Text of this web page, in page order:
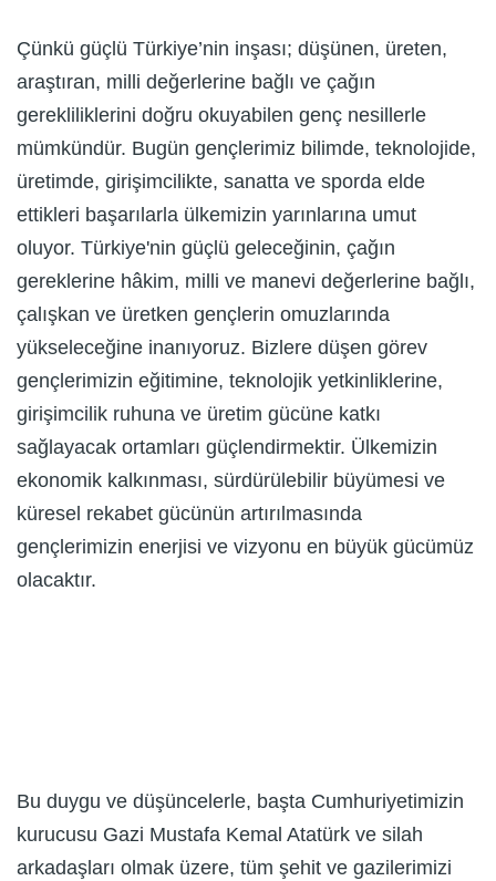
Çünkü güçlü Türkiye’nin inşası; düşünen, üreten,
araştıran, milli değerlerine bağlı ve çağın
gerekliliklerini doğru okuyabilen genç nesillerle
mümkündür. Bugün gençlerimiz bilimde, teknolojide,
üretimde, girişimcilikte, sanatta ve sporda elde
ettikleri başarılarla ülkemizin yarınlarına umut
oluyor. Türkiye'nin güçlü geleceğinin, çağın
gereklerine hâkim, milli ve manevi değerlerine bağlı,
çalışkan ve üretken gençlerin omuzlarında
yükseleceğine inanıyoruz. Bizlere düşen görev
gençlerimizin eğitimine, teknolojik yetkinliklerine,
girişimcilik ruhuna ve üretim gücüne katkı
sağlayacak ortamları güçlendirmektir. Ülkemizin
ekonomik kalkınması, sürdürülebilir büyümesi ve
küresel rekabet gücünün artırılmasında
gençlerimizin enerjisi ve vizyonu en büyük gücümüz
olacaktır.
Bu duygu ve düşüncelerle, başta Cumhuriyetimizin
kurucusu Gazi Mustafa Kemal Atatürk ve silah
arkadaşları olmak üzere, tüm şehit ve gazilerimizi